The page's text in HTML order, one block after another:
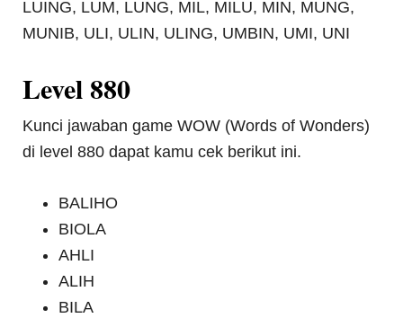
LUING, LUM, LUNG, MIL, MILU, MIN, MUNG,
MUNIB, ULI, ULIN, ULING, UMBIN, UMI, UNI
Level 880
Kunci jawaban game WOW (Words of Wonders)
di level 880 dapat kamu cek berikut ini.
BALIHO
BIOLA
AHLI
ALIH
BILA